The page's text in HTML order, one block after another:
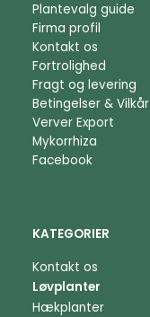
Plantevalg guide
Firma profil
Kontakt os
Fortrolighed
Fragt og levering
Betingelser & Vilkår
Verver Export
Mykorrhiza
Facebook
KATEGORIER
Kontakt os
Løvplanter
Hækplanter